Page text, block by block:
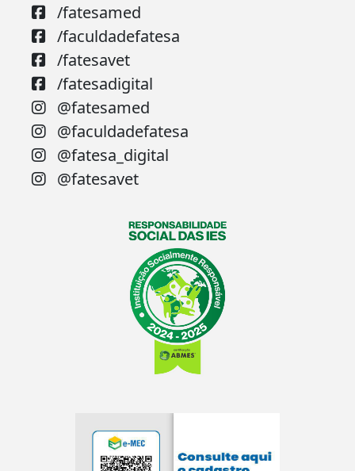
/fatesamed
/faculdadefatesa
/fatesavet
/fatesadigital
@fatesamed
@faculdadefatesa
@fatesa_digital
@fatesavet